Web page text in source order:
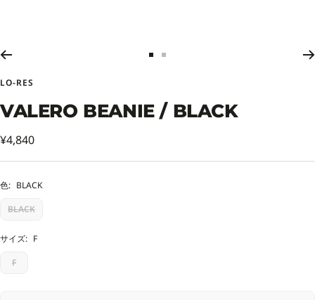
ス
ド
に
1
ス
ド
に
2
LO-RES
VALERO BEANIE / BLACK
セ
ー
格
¥4,840
色: BLACK
BLACK
サイズ: F
F